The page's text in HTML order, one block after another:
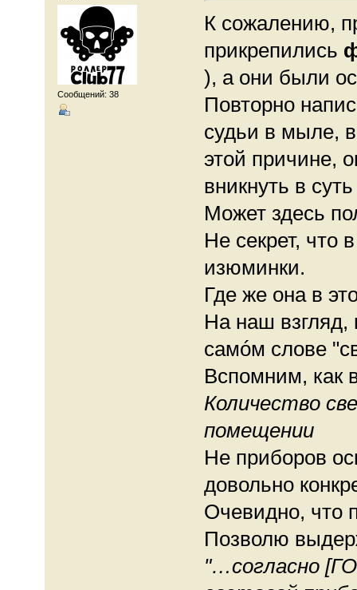
Сообщений: 38
К сожалению,
прикрепились
), а они были
Повторно
судьи в мыле,
этой причине,
вникнуть в
Может здесь
Не секрет, что
изюминки.
Где же она в
На наш взгляд,
самóм слове
Вспомним, как
Количество
помещении
Не приборов
довольно
Очевидно, что
Позволю
"…согласно